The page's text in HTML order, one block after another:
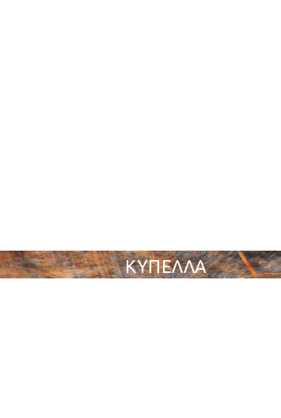
ΚΥΠΕΛΛΑ